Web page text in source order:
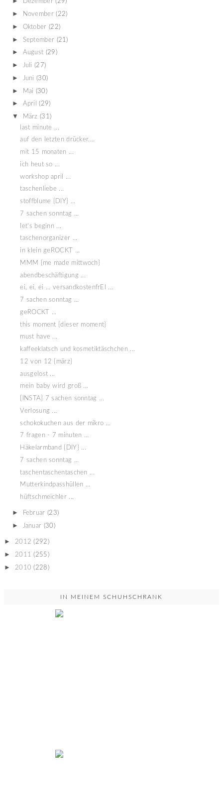
Dezember (29)
► November (22)
► Oktober (22)
► September (21)
► August (29)
► Juli (27)
► Juni (30)
► Mai (30)
► April (29)
▼ März (31)
last minute ...
auf den letzten drücker....
mit 15 monaten ...
ich heut so ...
workshop april ...
taschenliebe ...
stoffblume {DIY} ...
7 sachen sonntag ...
let's beginn ...
taschenorganizer ...
in klein geROCKT ...
MMM {me made mittwoch}
abendbeschäftigung ...
ei, ei, ei ... versandkostenfrEI ...
7 sachen sonntag ...
geROCKT ...
this moment {dieser moment}
must have ...
kaffeeklatsch und kosmetiktäschchen ...
12 von 12 {märz}
ausgelost ...
mein baby wird groß ...
{INSTA} 7 sachen sonntag ...
Verlosung ...
schokokuchen aus der mikro ...
7 fragen - 7 minuten ...
Häkelarmband {DIY} ...
7 sachen sonntag ...
taschentaschentaschen ...
Mutterkindpasshüllen ...
hüftschmeichler ...
► Februar (23)
► Januar (30)
► 2012 (292)
► 2011 (255)
► 2010 (228)
IN MEINEM SCHUHSCHRANK